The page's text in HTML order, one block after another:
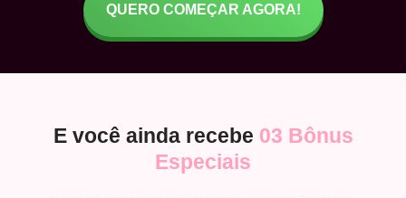
QUERO COMEÇAR AGORA!
E você ainda recebe 03 Bônus
Especiais